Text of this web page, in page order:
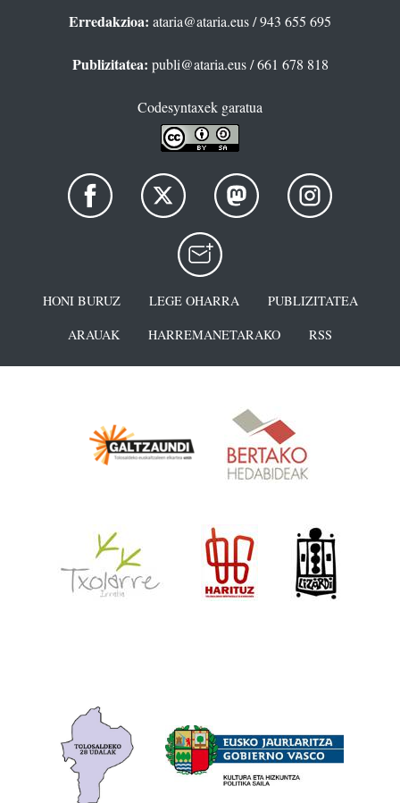
Erredakzioa: ataria@ataria.eus/ 943 655 695
Publizitatea: publi@ataria.eus/ 661 678 818
Codesyntaxek garatua
HONI BURUZ LEGE OHARRA
PUBLIZITATEA
ARAUAK
HARREMANETARAKO RSS